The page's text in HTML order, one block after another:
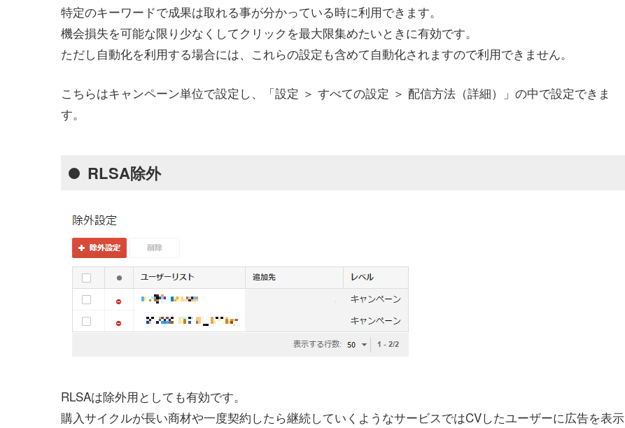
特定のキーワードで成果は取れる事が分かっている時に利用できます。
機会損失を可能な限り少なくしてクリックを最大限集めたいときに有効です。
ただし自動化を利用する場合には、これらの設定も含めて自動化されますので利用できません。
こちらはキャンペーン単位で設定し、「設定 ＞ すべての設定 ＞ 配信方法（詳細）」の中で設定できま
す。
RLSA除外
RLSAは除外用としても有効です。
購入サイクルが長い商材や一度契約したら継続していくようなサービスではCVしたユーザーに広告を表示